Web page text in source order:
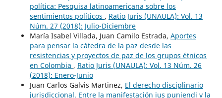
política: Pesquisa latinoamericana sobre los
sentimientos políticos , Ratio Juris (UNAULA): Vol. 13
Núm. 27 (2018): Julio-Diciembre
María Isabel Villada, Juan Camilo Estrada, Aportes
para pensar la cátedra de la paz desde las
resistencias y proyectos de paz de los grupos étnicos
en Colombia , Ratio Juris (UNAULA): Vol. 13 Núm. 26
(2018): Enero-Junio
Juan Carlos Galvis Martinez, El derecho disciplinario
jurisdiccional. Entre la manifestación ius puniendi y la